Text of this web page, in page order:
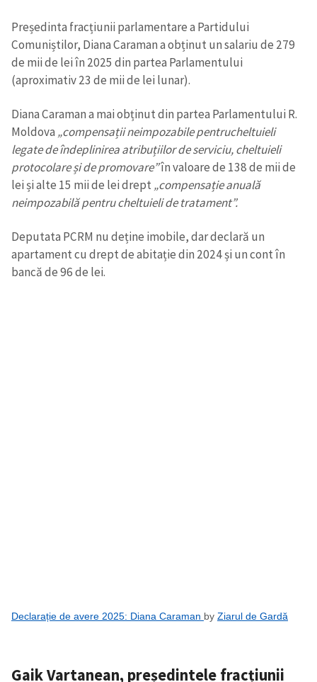
Președinta fracțiunii parlamentare a Partidului
Comuniștilor, Diana Caraman a obținut un salariu de 279
de mii de lei în 2025 din partea Parlamentului
(aproximativ 23 de mii de lei lunar).
Diana Caraman a mai obținut din partea Parlamentului R.
Moldova „compensații neimpozabile pentrucheltuieli
legate de îndeplinirea atribuțiilor de serviciu, cheltuieli
protocolare și de promovare”în valoare de 138 de mii de
lei și alte 15 mii de lei drept „compensație anuală
neimpozabilă pentru cheltuieli de tratament”.
Deputata PCRM nu deține imobile, dar declară un
apartament cu drept de abitație din 2024 și un cont în
bancă de 96 de lei.
Declarație de avere 2025: Diana Caraman by Ziarul de Gardă
Gaik Vartanean, președintele fracțiunii